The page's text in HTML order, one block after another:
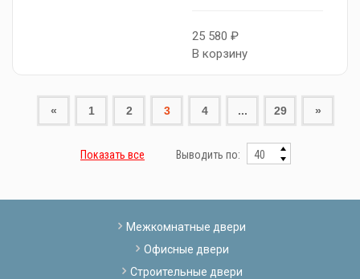
25 580 ₽
В корзину
« 1 2 3 4 ... 29 »
Показать все Выводить по:
Межкомнатные двери
Офисные двери
Строительные двери